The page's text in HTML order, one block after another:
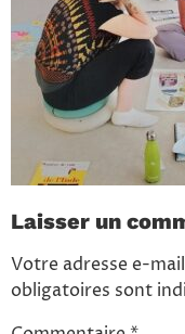
Laisser un
Votre adresse e-
obligatoires sont